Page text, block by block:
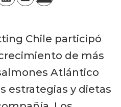
Chile participó
de más
Atlántico
estrategias y dietas